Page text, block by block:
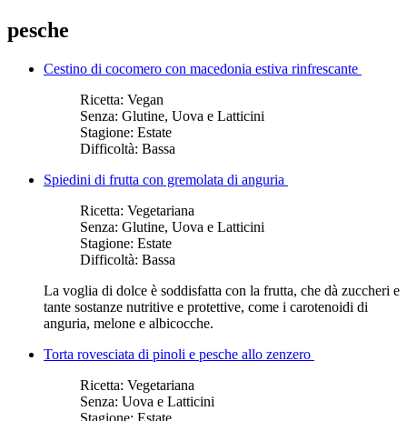
pesche
Cestino di cocomero con macedonia estiva rinfrescante
Ricetta: Vegan
Senza: Glutine, Uova e Latticini
Stagione: Estate
Difficoltà: Bassa
Spiedini di frutta con gremolata di anguria
Ricetta: Vegetariana
Senza: Glutine, Uova e Latticini
Stagione: Estate
Difficoltà: Bassa
La voglia di dolce è soddisfatta con la frutta, che dà zuccheri e
tante sostanze nutritive e protettive, come i carotenoidi di
anguria, melone e albicocche.
Torta rovesciata di pinoli e pesche allo zenzero
Ricetta: Vegetariana
Senza: Uova e Latticini
Stagione: Estate